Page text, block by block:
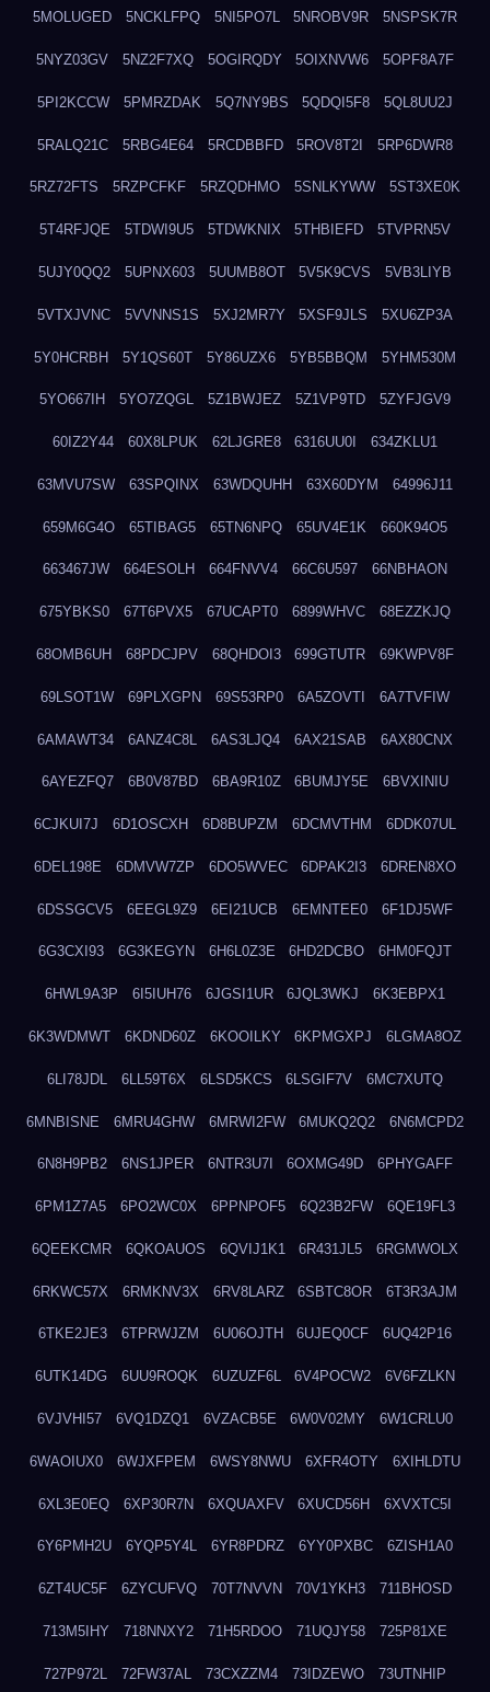
5MOLUGED 5NCKLFPQ 5NI5PO7L 5NROBV9R 5NSPSK7R
5NYZ03GV 5NZ2F7XQ 5OGIRQDY 5OIXNVW6 5OPF8A7F
5PI2KCCW 5PMRZDAK 5Q7NY9BS 5QDQI5F8 5QL8UU2J
5RALQ21C 5RBG4E64 5RCDBBFD 5ROV8T2I 5RP6DWR8
5RZ72FTS 5RZPCFKF 5RZQDHMO 5SNLKYWW 5ST3XE0K
5T4RFJQE 5TDWI9U5 5TDWKNIX 5THBIEFD 5TVPRN5V
5UJY0QQ2 5UPNX603 5UUMB8OT 5V5K9CVS 5VB3LIYB
5VTXJVNC 5VVNNS1S 5XJ2MR7Y 5XSF9JLS 5XU6ZP3A
5Y0HCRBH 5Y1QS60T 5Y86UZX6 5YB5BBQM 5YHM530M
5YO667IH 5YO7ZQGL 5Z1BWJEZ 5Z1VP9TD 5ZYFJGV9
60IZ2Y44 60X8LPUK 62LJGRE8 6316UU0I 634ZKLU1
63MVU7SW 63SPQINX 63WDQUHH 63X60DYM 64996J11
659M6G4O 65TIBAG5 65TN6NPQ 65UV4E1K 660K94O5
663467JW 664ESOLH 664FNVV4 66C6U597 66NBHAON
675YBKS0 67T6PVX5 67UCAPT0 6899WHVC 68EZZKJQ
68OMB6UH 68PDCJPV 68QHDOI3 699GTUTR 69KWPV8F
69LSOT1W 69PLXGPN 69S53RP0 6A5ZOVTI 6A7TVFIW
6AMAWT34 6ANZ4C8L 6AS3LJQ4 6AX21SAB 6AX80CNX
6AYEZFQ7 6B0V87BD 6BA9R10Z 6BUMJY5E 6BVXINIU
6CJKUI7J 6D1OSCXH 6D8BUPZM 6DCMVTHM 6DDK07UL
6DEL198E 6DMVW7ZP 6DO5WVEC 6DPAK2I3 6DREN8XO
6DSSGCV5 6EEGL9Z9 6EI21UCB 6EMNTEE0 6F1DJ5WF
6G3CXI93 6G3KEGYN 6H6L0Z3E 6HD2DCBO 6HM0FQJT
6HWL9A3P 6I5IUH76 6JGSI1UR 6JQL3WKJ 6K3EBPX1
6K3WDMWT 6KDND60Z 6KOOILKY 6KPMGXPJ 6LGMA8OZ
6LI78JDL 6LL59T6X 6LSD5KCS 6LSGIF7V 6MC7XUTQ
6MNBISNE 6MRU4GHW 6MRWI2FW 6MUKQ2Q2 6N6MCPD2
6N8H9PB2 6NS1JPER 6NTR3U7I 6OXMG49D 6PHYGAFF
6PM1Z7A5 6PO2WC0X 6PPNPOF5 6Q23B2FW 6QE19FL3
6QEEKCMR 6QKOAUOS 6QVIJ1K1 6R431JL5 6RGMWOLX
6RKWC57X 6RMKNV3X 6RV8LARZ 6SBTC8OR 6T3R3AJM
6TKE2JE3 6TPRWJZM 6U06OJTH 6UJEQ0CF 6UQ42P16
6UTK14DG 6UU9ROQK 6UZUZF6L 6V4POCW2 6V6FZLKN
6VJVHI57 6VQ1DZQ1 6VZACB5E 6W0V02MY 6W1CRLU0
6WAOIUX0 6WJXFPEM 6WSY8NWU 6XFR4OTY 6XIHLDTU
6XL3E0EQ 6XP30R7N 6XQUAXFV 6XUCD56H 6XVXTC5I
6Y6PMH2U 6YQP5Y4L 6YR8PDRZ 6YY0PXBC 6ZISH1A0
6ZT4UC5F 6ZYCUFVQ 70T7NVVN 70V1YKH3 711BHOSD
713M5IHY 718NNXY2 71H5RDOO 71UQJY58 725P81XE
727P972L 72FW37AL 73CXZZM4 73IDZEWO 73UTNHIP